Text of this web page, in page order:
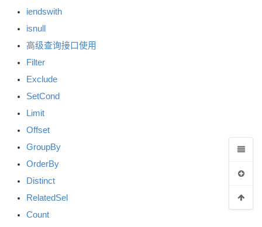
iendswith
isnull
高级查询接口使用
Filter
Exclude
SetCond
Limit
Offset
GroupBy
OrderBy
Distinct
RelatedSel
Count